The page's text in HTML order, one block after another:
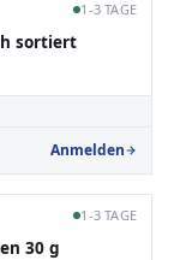
1-3 TAGE
sortiert
Anmelden
1-3 TAGE
30 g